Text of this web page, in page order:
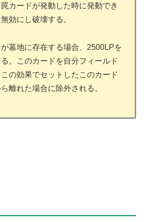
カードが発動した時に発動でき
効にし破壊する。
墓地に存在する場合、2500LPを
。このカードを自分フィールド
の効果でセットしたこのカード
離れた場合に除外される。